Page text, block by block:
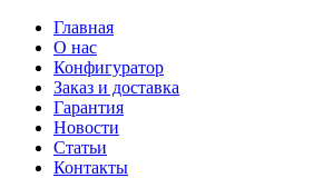
Главная
О нас
Конфигуратор
Заказ и доставка
Гарантия
Новости
Статьи
Контакты